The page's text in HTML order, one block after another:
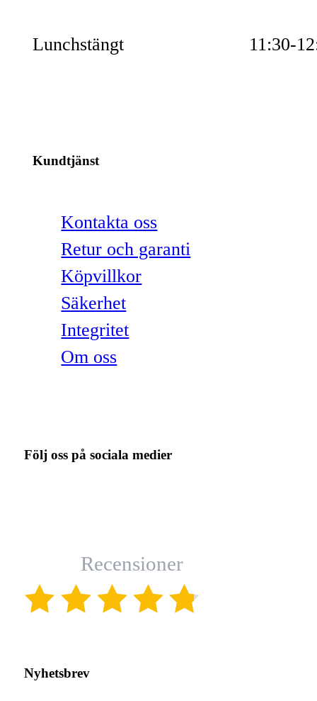
Lunchstängt 11:30-
Kundtjänst
Kontakta oss
Retur och garanti
Köpvillkor
Säkerhet
Integritet
Om oss
Följ oss på sociala medier
Recensioner
Nyhetsbrev